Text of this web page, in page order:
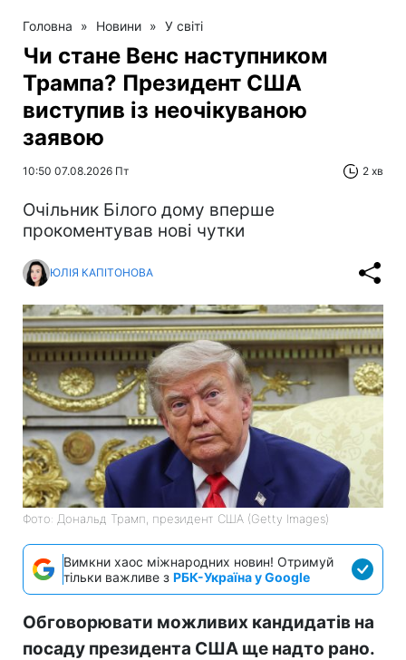
Головна » Новини » У світі
Чи стане Венс наступником
Трампа? Президент США
виступив із неочікуваною
заявою
10:50 07.08.2026 Пт 2 хв
Очільник Білого дому вперше
прокоментував нові чутки
ЮЛІЯ КАПІТОНОВА
Фото: Дональд Трамп, президент США (Getty Images)
Вимкни хаос міжнародних новин! Отримуй
тільки важливе з РБК-Україна у Google
Обговорювати можливих кандидатів на
посаду президента США ще надто рано.